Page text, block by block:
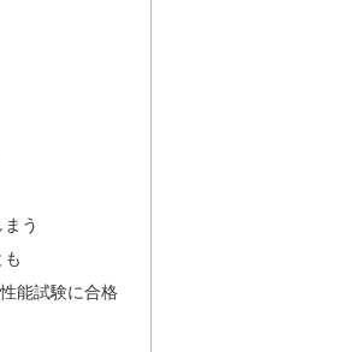
う
能試験に合格